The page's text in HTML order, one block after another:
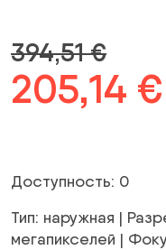
394,51€
была:
394,51 €.
205,14 €
Доступность: 0
Тип: наружная |
мегапикселей |